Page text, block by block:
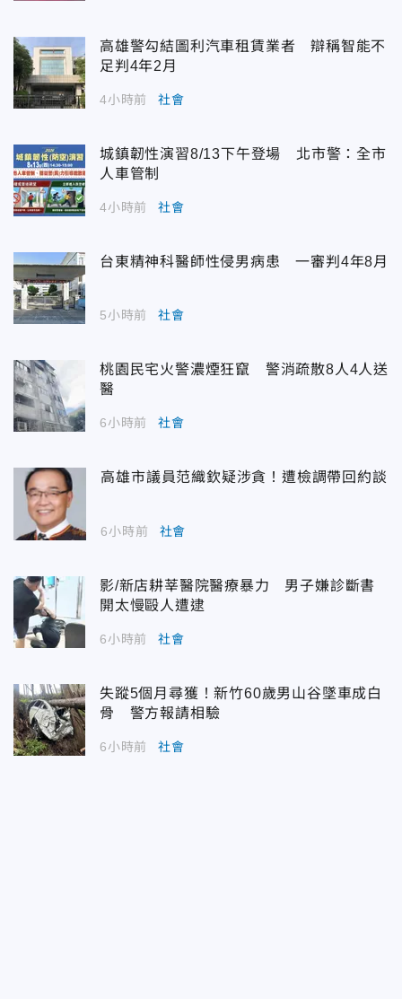
高雄警勾結圖利汽車租賃業者 辯稱智能不
足判4年2月
4小時前 社會
城鎮韌性演習8/13下午登場 北市警：全市
人車管制
4小時前 社會
台東精神科醫師性侵男病患 一審判4年8月
5小時前 社會
桃園民宅火警濃煙狂竄 警消疏散8人4人送
醫
6小時前 社會
高雄市議員范織欽疑涉貪！遭檢調帶回約談
6小時前 社會
影/新店耕莘醫院醫療暴力 男子嫌診斷書
開太慢毆人遭逮
6小時前 社會
失蹤5個月尋獲！新竹60歲男山谷墜車成白
骨 警方報請相驗
6小時前 社會